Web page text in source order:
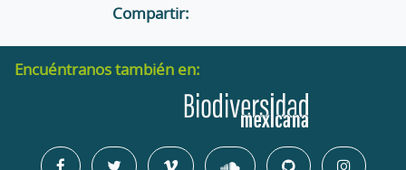
Compartir:
Encuéntranos también en: